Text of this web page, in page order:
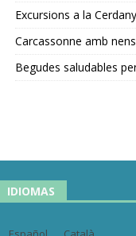
Excursions a la
Carcassonne amb
Begudes saludables
IDIOMAS